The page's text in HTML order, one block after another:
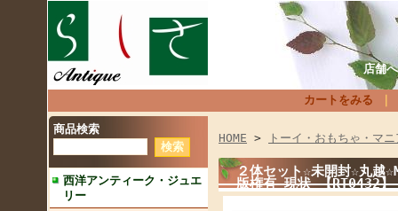
店舗
カートをみる
商品検索
西洋アンティーク・ジュエ
リー
HOME > トーイ・おもちゃ・マ
２体セット☆未開封☆丸越
版権有 現状 【